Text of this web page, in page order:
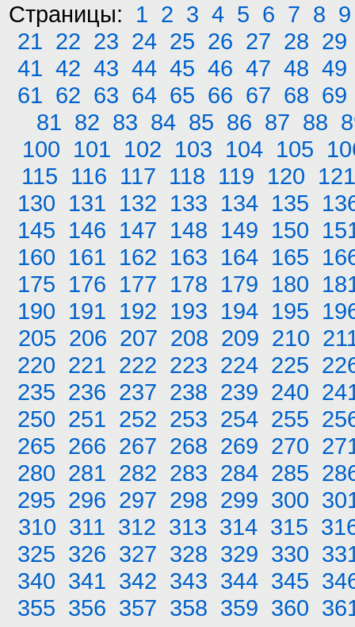
Страницы: 1 2 3 4 5 6 7 8 9
21 22 23 24 25 26 27 28 29
41 42 43 44 45 46 47 48 49
61 62 63 64 65 66 67 68 69
81 82 83 84 85 86 87 88
100 101 102 103 104 105
115 116 117 118 119 120 121
130 131 132 133 134 135
145 146 147 148 149 150
160 161 162 163 164 165
175 176 177 178 179 180
190 191 192 193 194 195
205 206 207 208 209 210
220 221 222 223 224 225
235 236 237 238 239 240
250 251 252 253 254 255
265 266 267 268 269 270
280 281 282 283 284 285
295 296 297 298 299 300
310 311 312 313 314 315
325 326 327 328 329 330
340 341 342 343 344 345
355 356 357 358 359 360